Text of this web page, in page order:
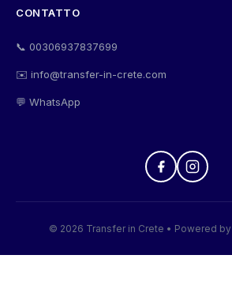
CONTATTO
📞 00306937837699
✉️ info@transfer-in-crete.com
💬 WhatsApp
© 2026 Transfer in Crete • Powered by